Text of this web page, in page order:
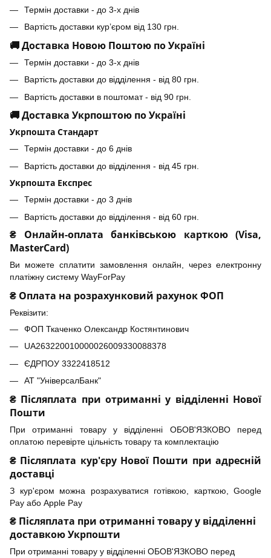
Термін доставки - до 3-х днів
Вартість доставки кур’єром від 130 грн.
🚚 Доставка Новою Поштою по Україні
Термін доставки - до 3-х днів
Вартість доставки до відділення - від 80 грн.
Вартість доставки в поштомат - від 90 грн.
🚚 Доставка Укрпоштою по Україні
Укрпошта Стандарт
Термін доставки - до 6 днів
Вартість доставки до відділення - від 45 грн.
Укрпошта Експрес
Термін доставки - до 3 днів
Вартість доставки до відділення - від 60 грн.
₴ Онлайн-оплата банківською карткою (Visa,
MasterCard)
Ви можете сплатити замовлення онлайн, через електронну
платіжну систему WayForPay
₴ Оплата на розрахунковий рахунок ФОП
Реквізити:
ФОП Ткаченко Олександр Костянтинович
UA263220010000026009330088378
ЄДРПОУ 3322418512
АТ "УніверсалБанк"
₴ Післяплата при отриманні у відділенні Нової
Пошти
При отриманні товару у відділенні ОБОВ'ЯЗКОВО перед
оплатою перевірте цільність товару та комплектацію
₴ Післяплата кур'єру Нової Пошти при адресній
доставці
З кур'єром можна розрахуватися готівкою, карткою, Google
Pay або Apple Pay
₴ Післяплата при отриманні товару у відділенні
доставкою Укрпошти
При отриманні товару у відділенні ОБОВ'ЯЗКОВО перед